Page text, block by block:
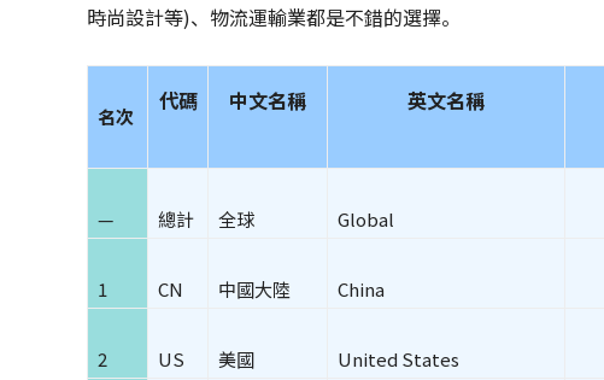
時尚設計等)、物流運輸業都是不錯的選擇。
名次
代碼 中文名稱 英文名稱
— 總計 全球 Global
1 CN 中國大陸 China
2 US 美國 United States